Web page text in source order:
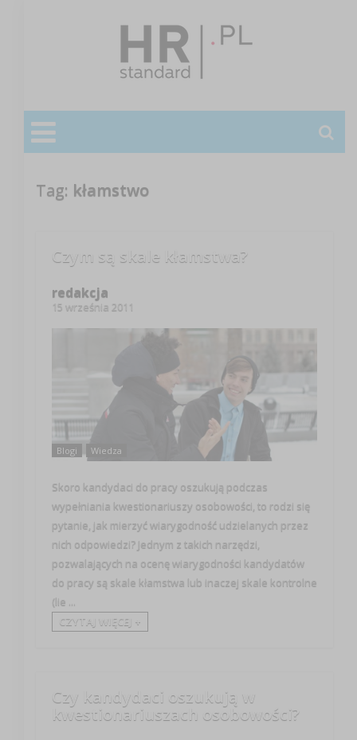
Tag: kłamstwo
Czym są skale kłamstwa?
redakcja
15 września 2011
Blogi Wiedza
Skoro kandydaci do pracy oszukują podczas
wypełniania kwestionariuszy osobowości, to rodzi się
pytanie, jak mierzyć wiarygodność udzielanych przez
nich odpowiedzi? Jednym z takich narzędzi,
pozwalających na ocenę wiarygodności kandydatów
do pracy są skale kłamstwa lub inaczej skale kontrolne
(lie ...
CZYTAJ WIĘCEJ +
Czy kandydaci oszukują w
kwestionariuszach osobowości?